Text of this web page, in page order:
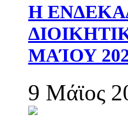
Η
ΜΑΊΟΥ
9 Μάϊος